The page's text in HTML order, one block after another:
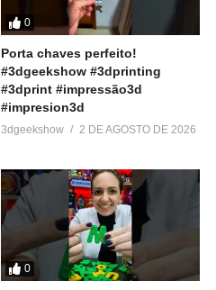
0
Porta chaves perfeito!
#3dgeekshow #3dprinting
#3dprint #impressão3d
#impresion3d
3dgeekshow 2 DE AGOSTO DE 2026
0